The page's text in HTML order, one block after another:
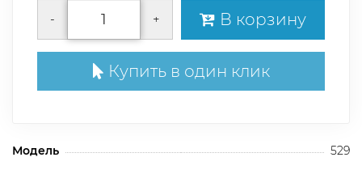
- + В корзину
Купить в один клик
Модель 529